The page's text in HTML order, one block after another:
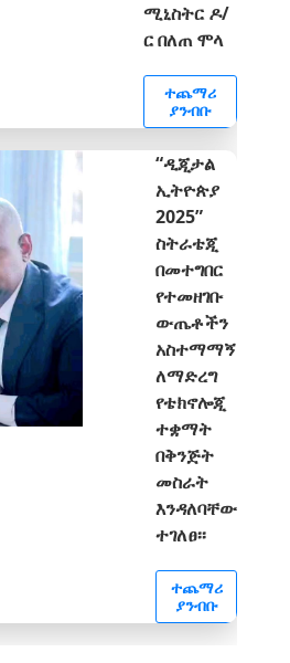
ሚኒስትር ዶ/
ር በለጠ ሞላ
ተጨማሪ
ያንብቡ
“ዲጂታል
ኢትዮጵያ
2025”
ስትራቴጂ
በመተግበር
የተመዘገቡ
ውጤቶችን
አስተማማኝ
ለማድረግ
የቴክኖሎጂ
ተቋማት
በቅንጅት
መስራት
እንዳለባቸው
ተገለፀ፡፡
ተጨማሪ
ያንብቡ